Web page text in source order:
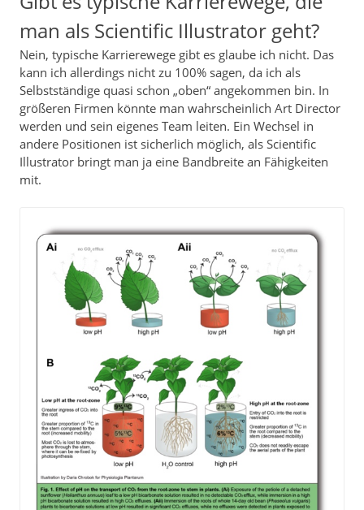
man als Scientific Illustrator geht?
Nein, typische Karrierewege gibt es glaube ich nicht. Das
kann ich allerdings nicht zu 100% sagen, da ich als
Selbstständige quasi schon „oben“ angekommen bin. In
größeren Firmen könnte man wahrscheinlich Art Director
werden und sein eigenes Team leiten. Ein Wechsel in
andere Positionen ist sicherlich möglich, als Scientific
Illustrator bringt man ja eine Bandbreite an Fähigkeiten
mit.